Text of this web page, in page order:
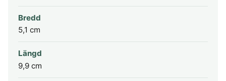
Bredd
5,1 cm
Längd
9,9 cm